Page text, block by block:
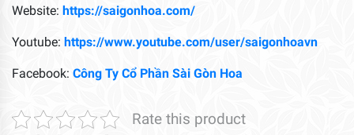
Website: https://saigonhoa.com/
Youtube: https://www.youtube.com/user/saigonhoavn
Facebook: Công Ty Cổ Phần Sài Gòn Hoa
Rate this product